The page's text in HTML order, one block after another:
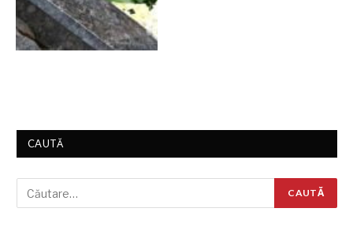
CAUTĂ